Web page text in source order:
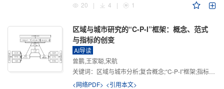
20
| 4 | 1
区域与城市研究的“C-P-I”框架：概念、范式
与指标的创变
AI导读
曾鹏,王家聪,宋航
关键词： 区域与城市分析;复合概念;“C-P-I”框架;指标体系
<网络PDF> <引用本文>